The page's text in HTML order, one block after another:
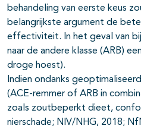
behandeling van eerste keus
belangrijkste argument de
effectiviteit. In het geval van
naar de andere klasse (ARB)
droge hoest).
Indien ondanks
(ACE-remmer of ARB in
zoals zoutbeperkt dieet,
nierschade; NIV/NHG, 2018;